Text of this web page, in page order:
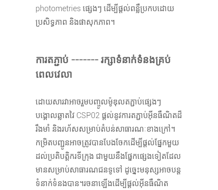
photometries ផ្សេងៗ ដើម្បីផ្តល់ពន្លឺប្រកបដោយ
ប្រសិទ្ធភាព និងផាសុកភាព។
ការតភ្ជាប់ ------- រក្សាទំនាក់ទំនងគ្រប់
ពេលវេលា
ដោយសារវាអាចរួមបញ្ចូលម៉ូឌុលតភ្ជាប់ផ្សេងៗ
បង្គោលឆ្លាតវៃ CSP02 ផ្តល់នូវការតភ្ជាប់អ៊ីនធឺណិតដ៏
រឹងមាំ និងរហ័សសម្រាប់តំបន់សាធារណៈខាងក្រៅ។
កម្រិតបញ្ជូនអាចត្រូវបានបែងចែកដើម្បីផ្តល់ផ្នែកមួយ
ដល់ប្រតិបត្តិករទីក្រុង ជាមួយនឹងផ្នែកផ្សេងទៀតដែល
មានសម្រាប់សាធារណជនទូទៅ ដូច្នេះមនុស្សអាចបន្ត
ទំនាក់ទំនងបាន។រចនាឡើងដើម្បីផ្តល់អ៊ីនធឺណិត